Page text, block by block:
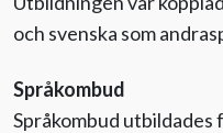
och svenska som
Språkombud
Språkombud